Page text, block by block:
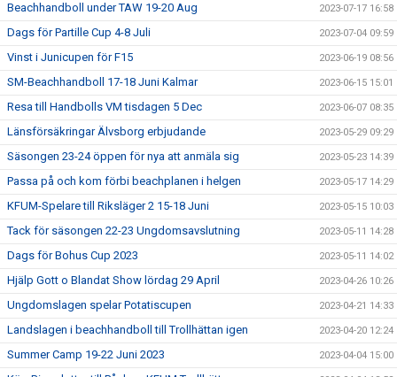
Beachhandboll under TAW 19-20 Aug 2023-07-17 16:58
Dags för Partille Cup 4-8 Juli 2023-07-04 09:59
Vinst i Junicupen för F15 2023-06-19 08:56
SM-Beachhandboll 17-18 Juni Kalmar 2023-06-15 15:01
Resa till Handbolls VM tisdagen 5 Dec 2023-06-07 08:35
Länsförsäkringar Älvsborg erbjudande 2023-05-29 09:29
Säsongen 23-24 öppen för nya att anmäla sig 2023-05-23 14:39
Passa på och kom förbi beachplanen i helgen 2023-05-17 14:29
KFUM-Spelare till Riksläger 2 15-18 Juni 2023-05-15 10:03
Tack för säsongen 22-23 Ungdomsavslutning 2023-05-11 14:28
Dags för Bohus Cup 2023 2023-05-11 14:02
Hjälp Gott o Blandat Show lördag 29 April 2023-04-26 10:26
Ungdomslagen spelar Potatiscupen 2023-04-21 14:33
Landslagen i beachhandboll till Trollhättan igen 2023-04-20 12:24
Summer Camp 19-22 Juni 2023 2023-04-04 15:00